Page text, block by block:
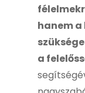
hanem
a